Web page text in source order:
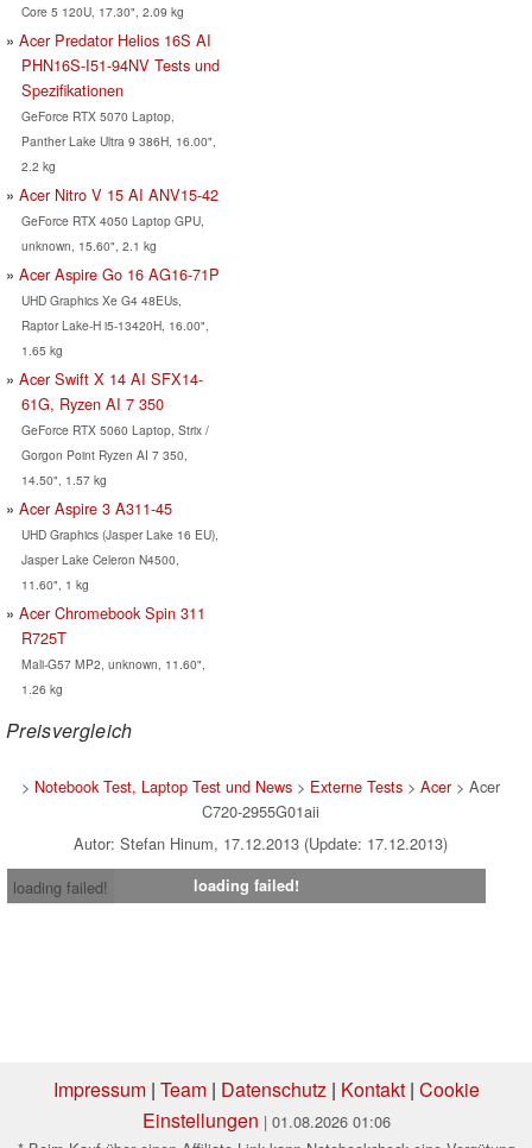
Core 5 120U, 17.30", 2.09 kg
Acer Predator Helios 16S AI
PHN16S-I51-94NV Tests und
Spezifikationen
GeForce RTX 5070 Laptop,
Panther Lake Ultra 9 386H, 16.00",
2.2 kg
Acer Nitro V 15 AI ANV15-42
GeForce RTX 4050 Laptop GPU,
unknown, 15.60", 2.1 kg
Acer Aspire Go 16 AG16-71P
UHD Graphics Xe G4 48EUs,
Raptor Lake-H i5-13420H, 16.00",
1.65 kg
Acer Swift X 14 AI SFX14-
61G, Ryzen AI 7 350
GeForce RTX 5060 Laptop, Strix /
Gorgon Point Ryzen AI 7 350,
14.50", 1.57 kg
Acer Aspire 3 A311-45
UHD Graphics (Jasper Lake 16 EU),
Jasper Lake Celeron N4500,
11.60", 1 kg
Acer Chromebook Spin 311
R725T
Mali-G57 MP2, unknown, 11.60",
1.26 kg
Preisvergleich
> Notebook Test, Laptop Test und News> Externe Tests> Acer> Acer
C720-2955G01aii
Autor: Stefan Hinum, 17.12.2013 (Update: 17.12.2013)
loading failed!
loading failed!
Impressum| Team| Datenschutz| Kontakt| Cookie
Einstellungen | 01.08.2026 01:06